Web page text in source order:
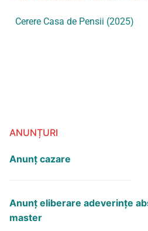
Cerere Casa de Pensii (2025)
ANUNȚURI
Anunț cazare
Anunţ eliberare adeverinţe
master